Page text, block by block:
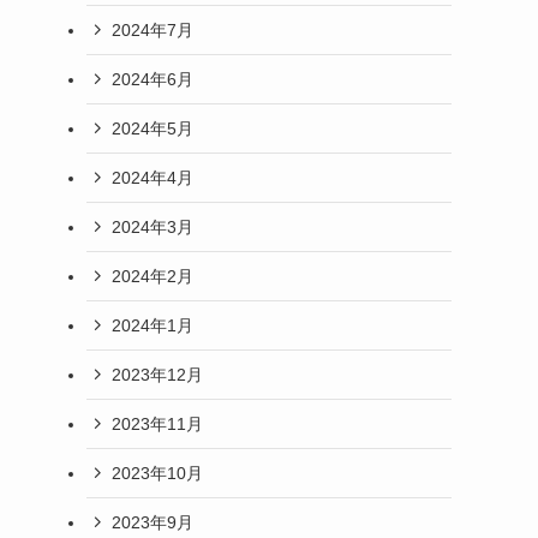
2024年7月
2024年6月
2024年5月
2024年4月
2024年3月
2024年2月
2024年1月
2023年12月
2023年11月
2023年10月
2023年9月